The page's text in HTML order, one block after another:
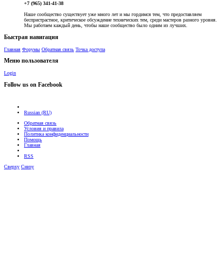
+7 (965) 341-41-38
Наше сообщество существует уже много лет и мы гордимся тем, что предоставляем
беспристрастное, критическое обсуждение технических тем, среди мастеров разного уровня.
Мы работаем каждый день, чтобы наше сообщество было одним из лучших.
Быстрая навигация
Главная Форумы Обратная связь Точка доступа
Меню пользователя
Login
Follow us on Facebook
Russian (RU)
Обратная связь
Условия и правила
Политика конфиденциальности
Помощь
Главная
RSS
Сверху Снизу